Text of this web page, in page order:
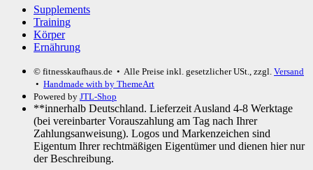
Supplements
Training
Körper
Ernährung
© fitnesskaufhaus.de • Alle Preise inkl. gesetzlicher USt., zzgl. Versand
• Handmade with by ThemeArt
Powered by JTL-Shop
**innerhalb Deutschland. Lieferzeit Ausland 4-8 Werktage
(bei vereinbarter Vorauszahlung am Tag nach Ihrer
Zahlungsanweisung). Logos und Markenzeichen sind
Eigentum Ihrer rechtmäßigen Eigentümer und dienen hier nur
der Beschreibung.